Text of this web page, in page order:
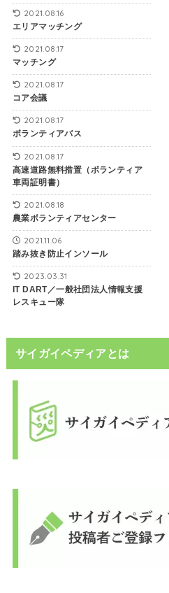
2021.08.16
エリアマッチング
2021.08.17
マッチング
2021.08.17
コア会議
2021.08.17
ボランティアバス
2021.08.17
高速道路無料措置（ボランティア
車両証明書）
2021.08.18
農業ボランティアセンター
2021.11.06
踏み抜き防止インソール
2023.03.31
IT DART／一般社団法人情報支援
レスキュー隊
サイガイペディアとは